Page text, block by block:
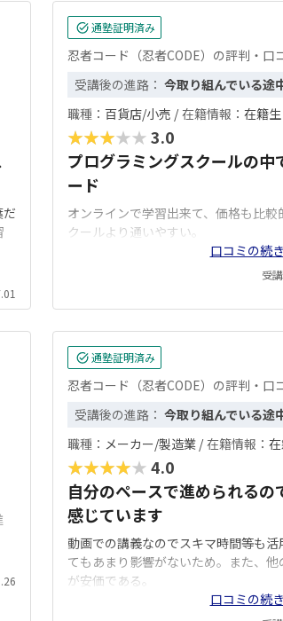
通塾証明済み
忍者コード（忍者CODE）の評判・口
受講後の進路： 今取り組んでいる途
職種： 百貨店/小売 / 在籍情報： 在籍
★★★★★3.0
プログラミングスクールの中
ード
オンラインで学習出来て、価格も比
クールより通いやすい。
口コミの続
受
通塾証明済み
忍者コード（忍者CODE）の評判・口
受講後の進路： 今取り組んでいる途
職種： メーカー/製造業 / 在籍情報：
★★★★★4.0
自分のペースで進められるの
感じています
動画での講義なのでスキマ時間等も
てもあまり影響がないため。また、
が安価である。
口コミの続